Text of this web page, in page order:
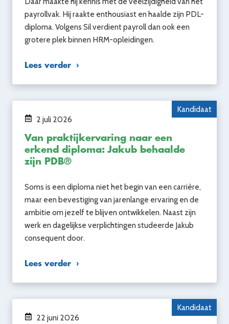
payrollvak. Hij raakte enthousiast en haalde zijn PDL-
diploma. Volgens Sil verdient payroll dan ook een
grotere plek binnen HRM-opleidingen.
Lees verder
Kandidaat
2 juli 2026
Van praktijkervaring naar een
erkend diploma: Jakub behaalde
zijn PDB®
Soms is een diploma niet het begin van een carrière,
maar een bevestiging van jarenlange ervaring en de
ambitie om jezelf te blijven ontwikkelen. Naast zijn
werk en dagelijkse verplichtingen studeerde Jakub
consequent door.
Lees verder
Kandidaat
22 juni 2026